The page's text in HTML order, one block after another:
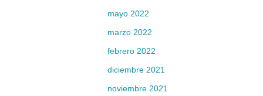
mayo 2022
marzo 2022
febrero 2022
diciembre 2021
noviembre 2021